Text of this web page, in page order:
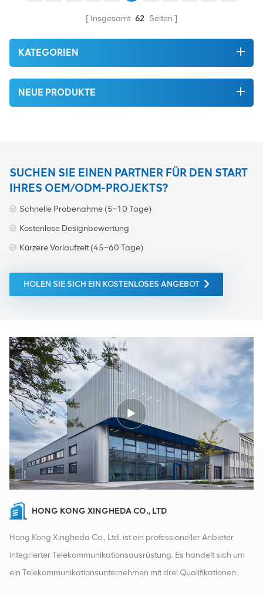
Kapazität, OTN-
Planungsfähigkeit und
Insgesamt 62 Seiten
KATEGORIEN
NEUE PRODUKTE
SUCHEN SIE EINEN PARTNER FÜR DEN START
IHRES OEM/ODM-PROJEKTS?
Schnelle Probenahme (5~10 Tage)
Kostenlose Designbewertung
Kürzere Vorlaufzeit (45–60 Tage)
HOLEN SIE SICH EIN KOSTENLOSES ANGEBOT
HONG KONG XINGHEDA CO., LTD
Hong Kong Xingheda Co., Ltd. ist ein professioneller Anbieter
integrierter Telekommunikationsausrüstung. Es handelt sich um
ein Telekommunikationsunternehmen mit drei Qualifikationen: